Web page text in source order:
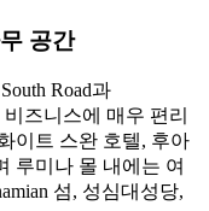
공간
Road과
비즈니스에 매우 편리
이트 스완 호텔, 후아
루미나 몰 내에는 여
섬, 성심대성당,